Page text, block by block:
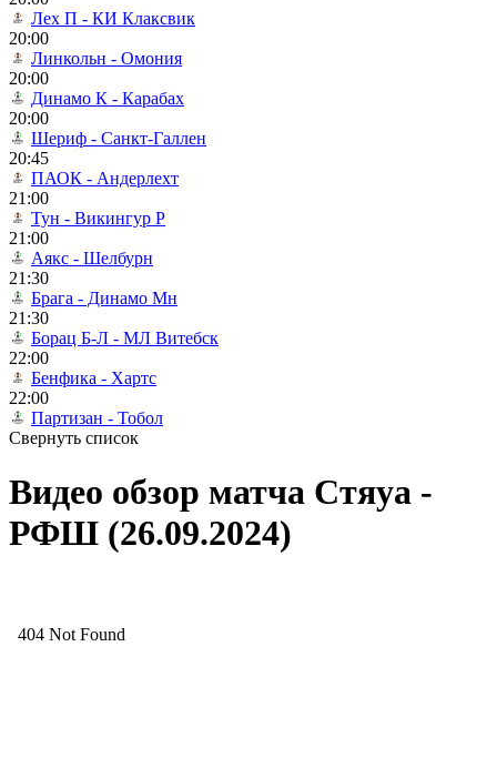
Лех П - КИ Клаксвик
20:00
Линкольн - Омония
20:00
Динамо К - Карабах
20:00
Шериф - Санкт-Галлен
20:45
ПАОК - Андерлехт
21:00
Тун - Викингур Р
21:00
Аякс - Шелбурн
21:30
Брага - Динамо Мн
21:30
Борац Б-Л - МЛ Витебск
22:00
Бенфика - Хартс
22:00
Партизан - Тобол
Свернуть список
Видео обзор матча Стяуа -
РФШ (26.09.2024)